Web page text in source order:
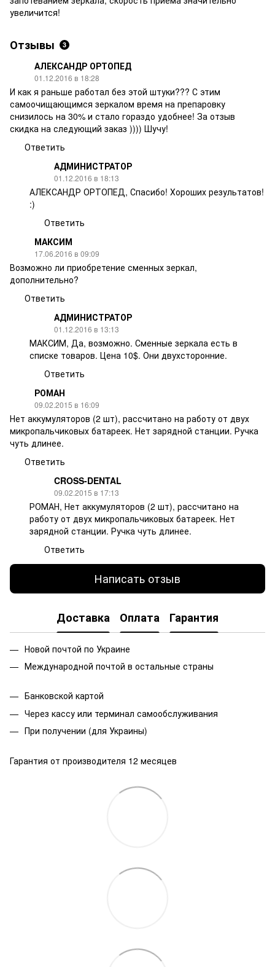
увеличится!
Отзывы 3
АЛЕКСАНДР ОРТОПЕД
01.12.2016 в 18:28
И как я раньше работал без этой штуки??? С этим
самоочищающимся зеркалом время на препаровку
снизилось на 30% и стало гораздо удобнее! За отзыв
скидка на следующий заказ )))) Шучу!
Ответить
АДМИНИСТРАТОР
01.12.2016 в 18:13
АЛЕКСАНДР ОРТОПЕД, Спасибо! Хороших результатов!
:)
Ответить
МАКСИМ
17.06.2016 в 09:09
Возможно ли приобретение сменных зеркал,
дополнительно?
Ответить
АДМИНИСТРАТОР
01.12.2016 в 13:13
МАКСИМ, Да, возможно. Сменные зеркала есть в
списке товаров. Цена 10$. Они двухсторонние.
Ответить
РОМАН
09.02.2015 в 16:09
Нет аккумуляторов (2 шт), рассчитано на работу от двух
микропальчиковых батареек. Нет зарядной станции. Ручка
чуть длинее.
Ответить
CROSS-DENTAL
09.02.2015 в 17:13
РОМАН, Нет аккумуляторов (2 шт), рассчитано на
работу от двух микропальчиковых батареек. Нет
зарядной станции. Ручка чуть длинее.
Ответить
Написать отзыв
Доставка Оплата Гарантия
Новой почтой по Украине
Международной почтой в остальные страны
Банковской картой
Через кассу или терминал самообслуживания
При получении (для Украины)
Гарантия от производителя 12 месяцев